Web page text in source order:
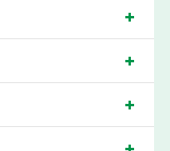
ご入塾の場合、受講科目が1科目で
目が80点以上』になることを保証し
らなければ、3学期目の対象科目授
ミで絶大な評価をいただいている個